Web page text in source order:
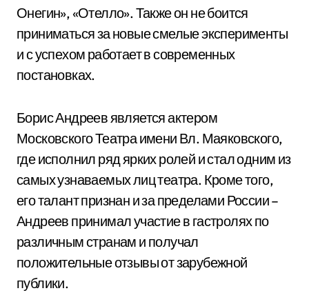
Онегин», «Отелло». Также он не боится
приниматься за новые смелые эксперименты
и с успехом работает в современных
постановках.
Борис Андреев является актером
Московского Театра имени Вл. Маяковского,
где исполнил ряд ярких ролей и стал одним из
самых узнаваемых лиц театра. Кроме того,
его талант признан и за пределами России –
Андреев принимал участие в гастролях по
различным странам и получал
положительные отзывы от зарубежной
публики.